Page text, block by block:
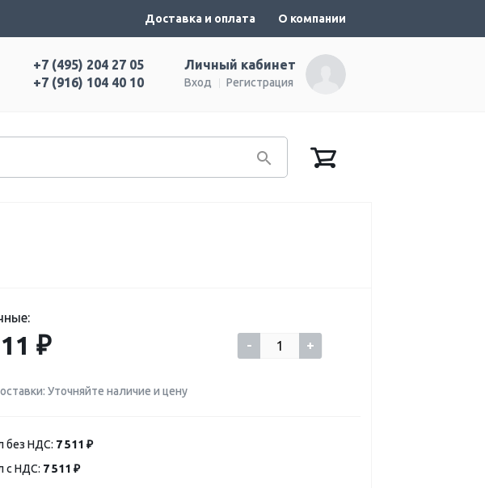
Доставка и оплата О компании
Личный кабинет
Вход Регистрация
+7 (495) 204 27 05
+7 (916) 104 40 10
₽ - +
Уточняйте наличие и цену
без НДС: 7 511 ₽
с НДС: 7 511 ₽